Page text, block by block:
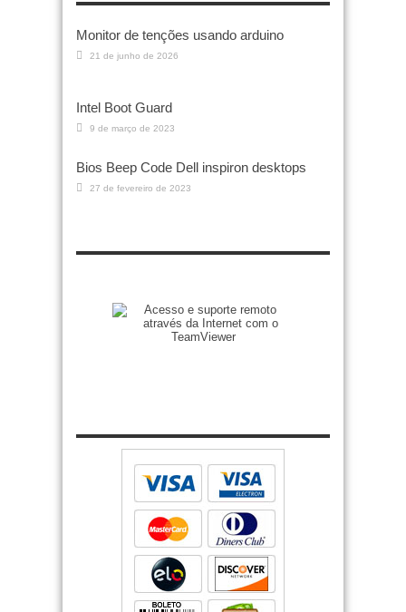
Monitor de tenções usando arduino
21 de junho de 2026
Intel Boot Guard
9 de março de 2023
Bios Beep Code Dell inspiron desktops
27 de fevereiro de 2023